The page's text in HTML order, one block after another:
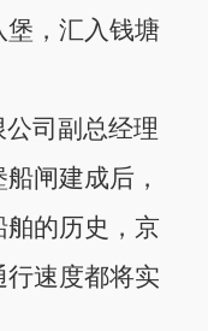
堡，汇入钱塘
司副总经理
闸建成后，
舶的历史，京
速度都将实